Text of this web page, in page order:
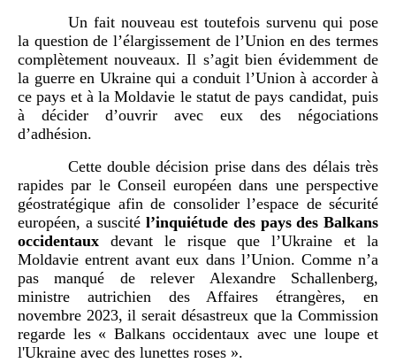
Un fait nouveau est toutefois survenu qui pose
la question de l’élargissement de l’Union en des termes
complètement nouveaux. Il s’agit bien évidemment de
la guerre en Ukraine qui a conduit l’Union à accorder à
ce pays et à la Moldavie le statut de pays candidat, puis
à décider d’ouvrir avec eux des négociations
d’adhésion.
Cette double décision prise dans des délais très
rapides par le Conseil européen dans une perspective
géostratégique afin de consolider l’espace de sécurité
européen, a suscité l’inquiétude des pays des Balkans
occidentaux
devant le risque que l’Ukraine et la
Moldavie entrent avant eux dans l’Union. Comme n’a
pas manqué de relever Alexandre Schallenberg,
ministre autrichien des Affaires étrangères, en
novembre 2023, il serait désastreux que la Commission
regarde les « Balkans occidentaux avec une loupe et
l'Ukraine avec des lunettes roses ».